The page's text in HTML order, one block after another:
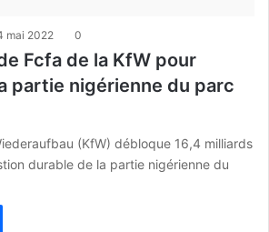
mai 2022 0
Fcfa de la KfW pour
partie nigérienne du parc
(KfW) débloque 16,4 milliards
durable de la partie nigérienne du